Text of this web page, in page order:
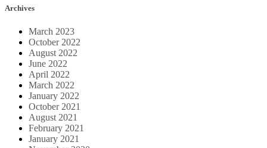
Archives
March 2023
October 2022
August 2022
June 2022
April 2022
March 2022
January 2022
October 2021
August 2021
February 2021
January 2021